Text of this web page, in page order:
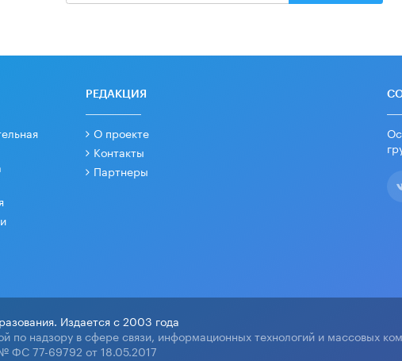
РЕДАКЦИЯ
О проекте
Контакты
Партнеры
Издается с 2003 года
по надзору в сфере связи, информационных технологий и массовых
ФС 77-69792 от 18.05.2017